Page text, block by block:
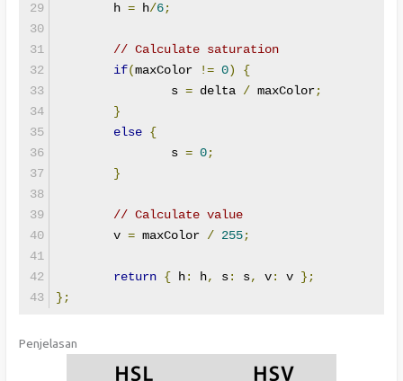
	h
= h/6 ;
// Calculate saturation
if(maxColor != 0)
{
		s
= delta / maxColor ;
}
else {
		s
= 0 ;
}
// Calculate value
	v
= maxColor / 255 ;
return { h : h, s : s, v : v };
};
Penjelasan